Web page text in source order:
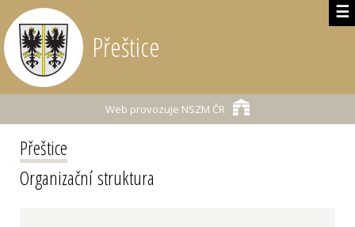
☰
Přeštice
Web provozuje NSZM ČR
Přeštice
Organizační struktura